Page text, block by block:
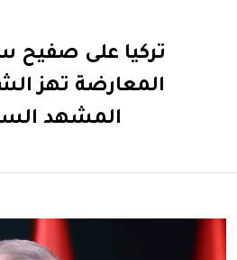
تركيا على صفيح
المعارضة تهز
المشهد